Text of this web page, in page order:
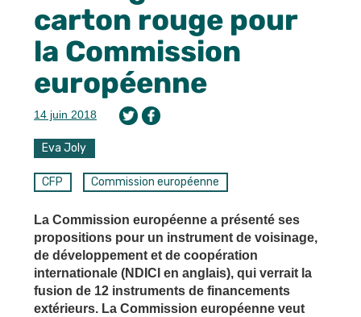
carton rouge pour
la Commission
européenne
14 juin 2018
Eva Joly
CFP Commission européenne
La Commission européenne a présenté ses
propositions pour un instrument de voisinage,
de développement et de coopération
internationale (NDICI en anglais), qui verrait la
fusion de 12 instruments de financements
extérieurs. La Commission européenne veut